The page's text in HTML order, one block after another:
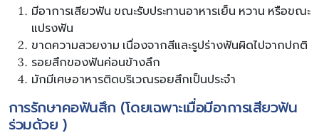
มีอาการเสียวฟัน ขณะรับประทานอาหารเย็น หวาน หรือขณะ
แปรงฟัน
ขาดความสวยงาม เนื่องจากสีและรูปร่างฟันผิดไปจากปกติ
รอยสึกของฟันค่อนข้างลึก
มักมีเศษอาหารติดบริเวณรอยสึกเป็นประจำ
การรักษาคอฟันสึก (โดยเฉพาะเมื่อมีอาการเสียวฟัน
ร่วมด้วย )